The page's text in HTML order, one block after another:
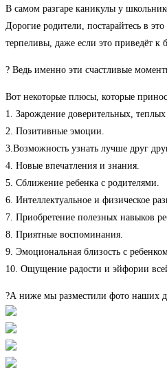
В самом разгаре каникулы у
Дорогие родители, постарайтесь в
терпеливы, даже если это приведёт
? Ведь именно эти счастливые
Вот некоторые плюсы, которые
1. Зарождение доверительных,
2. Позитивные эмоции.
3.Возможность узнать лучше друг
4. Новые впечатления и знания.
5. Сближение ребенка с родителями.
6. Интеллектуальное и физическое
7. Приобретение полезных навыков
8. Приятные воспоминания.
9. Эмоциональная близость с
10. Ощущение радости и эйфории
?А ниже мы разместили фото наших